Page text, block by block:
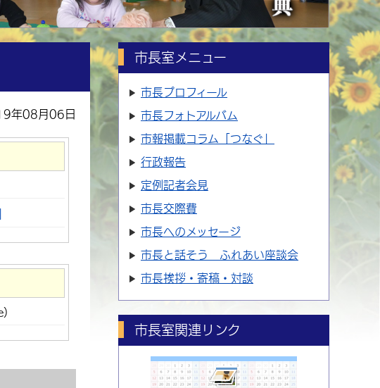
年08月06日
市長室メニュー
市長プロフィール
市長フォトアルバム
市報掲載コラム「つなぐ」
行政報告
定例記者会見
市長交際費
市長へのメッセージ
市長と話そう ふれあい座談会
市長挨拶・寄稿・対談
市長室関連リンク